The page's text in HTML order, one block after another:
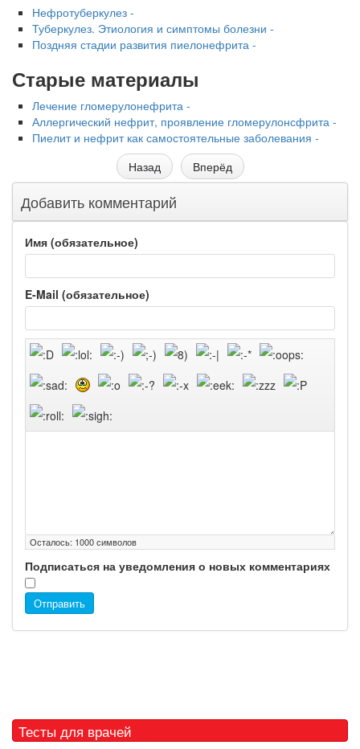
Нефротуберкулез -
Туберкулез. Этиология и симптомы болезни -
Поздняя стадии развития пиелонефрита -
Старые материалы
Лечение гломе­рулонефрита -
Аллерги­ческий нефрит, проявление гломерулонсфрита -
Пиелит и нефрит как самостоятельные заболевания -
Назад
Вперёд
Добавить комментарий
Имя (обязательное)
E-Mail (обязательное)
Осталось: 1000символов
Подписаться на уведомления о новых комментариях
Отправить
Тесты для врачей